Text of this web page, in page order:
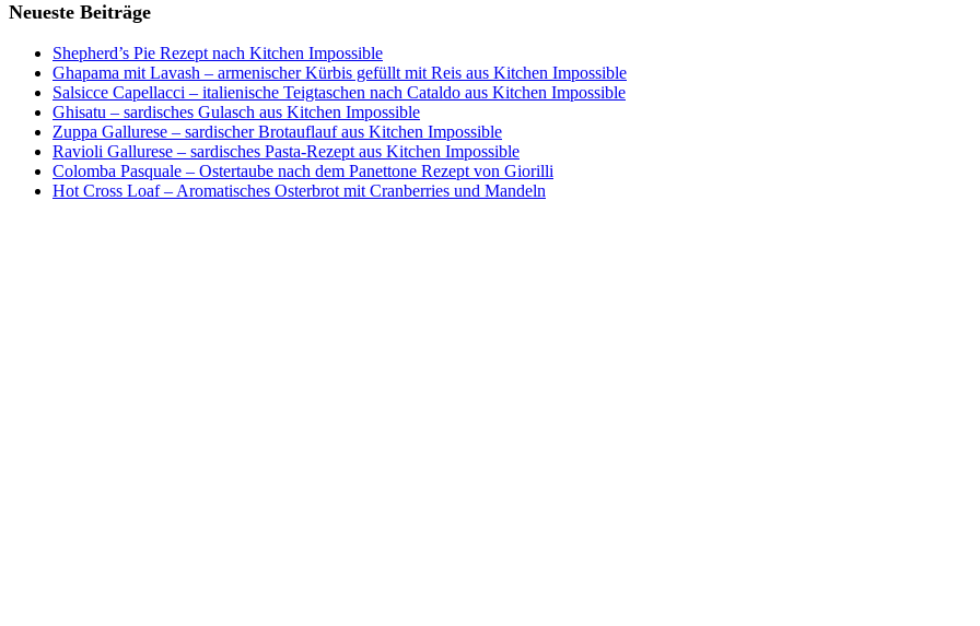
Neueste Beiträge
Shepherd’s Pie Rezept nach Kitchen Impossible
Ghapama mit Lavash – armenischer Kürbis gefüllt mit Reis aus Kitchen Impossible
Salsicce Capellacci – italienische Teigtaschen nach Cataldo aus Kitchen Impossible
Ghisatu – sardisches Gulasch aus Kitchen Impossible
Zuppa Gallurese – sardischer Brotauflauf aus Kitchen Impossible
Ravioli Gallurese – sardisches Pasta-Rezept aus Kitchen Impossible
Colomba Pasquale – Ostertaube nach dem Panettone Rezept von Giorilli
Hot Cross Loaf – Aromatisches Osterbrot mit Cranberries und Mandeln